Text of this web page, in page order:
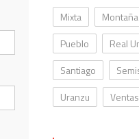
Mixta
Montaña
Pueblo
Real
Santiago
Uranzu
Ventas